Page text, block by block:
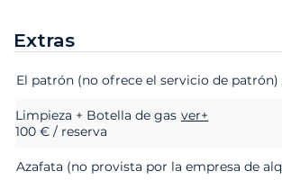
Extras
Extras Estado Precio
El patrón (no ofrece el servicio de patrón)
Limpieza + Botella de gas ver+
100 € / reserva
Azafata (no provista por la empresa de